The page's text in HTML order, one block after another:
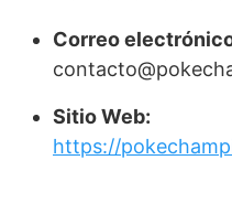
Correo
Sitio Web:
https://